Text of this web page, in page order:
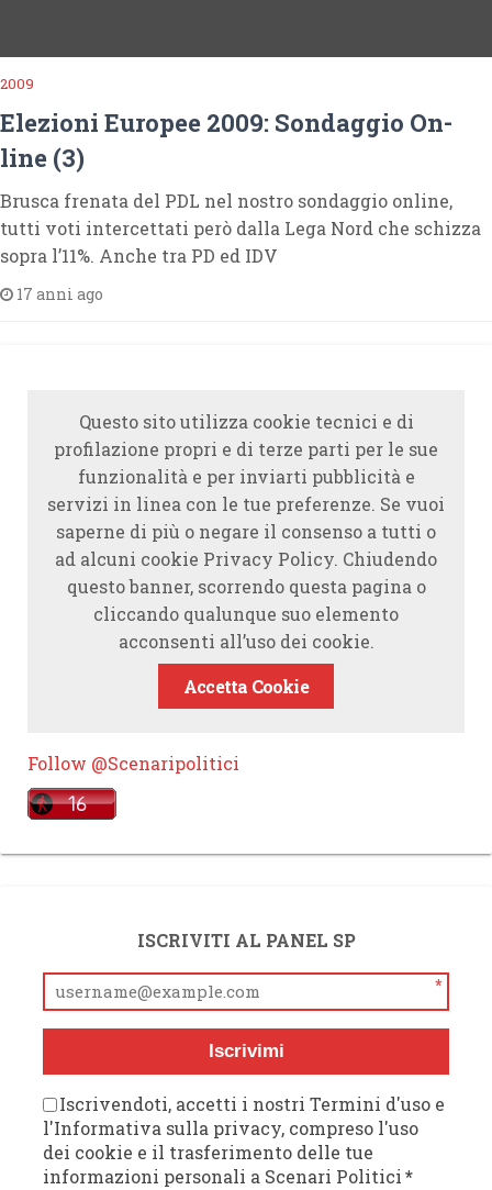
2009
Elezioni Europee 2009: Sondaggio On-
line (3)
Brusca frenata del PDL nel nostro sondaggio online,
tutti voti intercettati però dalla Lega Nord che schizza
sopra l’11%. Anche tra PD ed IDV
17 anni ago
Questo sito utilizza cookie tecnici e di
profilazione propri e di terze parti per le sue
funzionalità e per inviarti pubblicità e
servizi in linea con le tue preferenze. Se vuoi
saperne di più o negare il consenso a tutti o
ad alcuni cookie Privacy Policy. Chiudendo
questo banner, scorrendo questa pagina o
cliccando qualunque suo elemento
acconsenti all’uso dei cookie.
Accetta Cookie
Follow @Scenaripolitici
ISCRIVITI AL PANEL SP
*
Iscrivimi
Iscrivendoti, accetti i nostri Termini d'uso e
l'Informativa sulla privacy, compreso l'uso
dei cookie e il trasferimento delle tue
informazioni personali a Scenari Politici*